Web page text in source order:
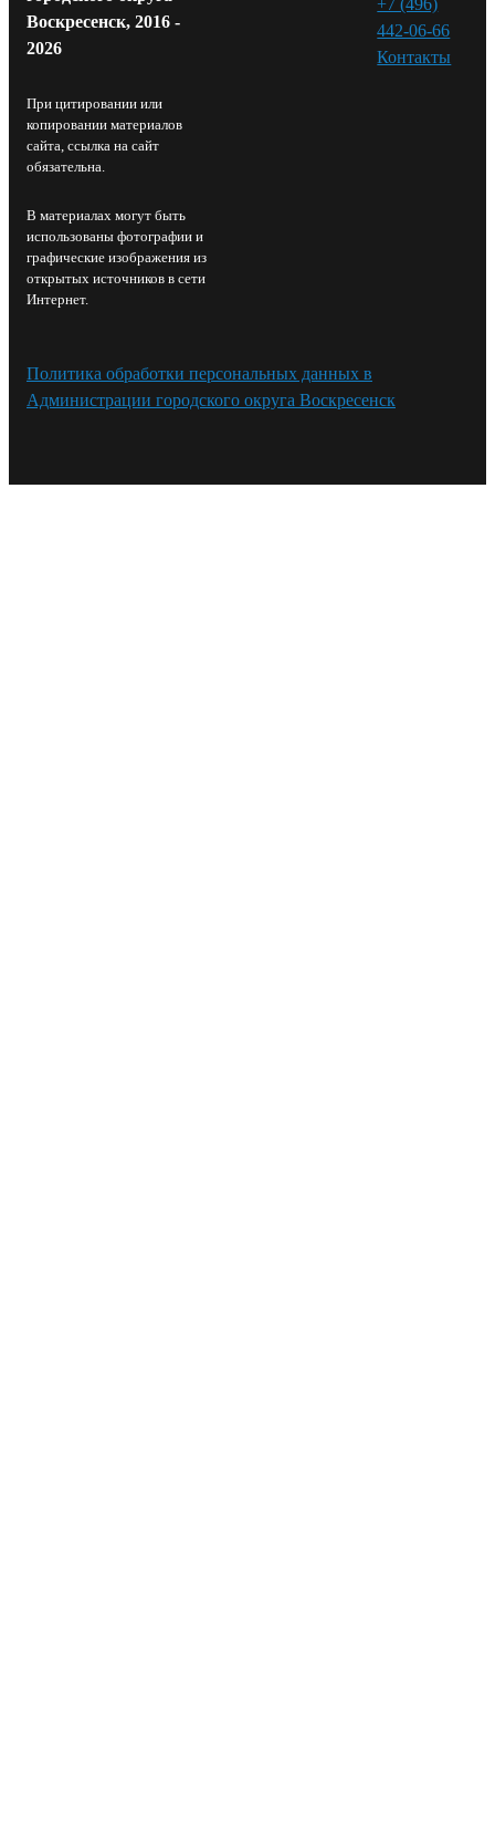
Воскресенск, 2016 -
2026
При цитировании или
копировании материалов
сайта, ссылка на сайт
обязательна.
В материалах могут быть
использованы фотографии и
графические изображения из
открытых источников в сети
Интернет.
442-06-66
Контакты⁠
Политика обработки персональных данных в
Администрации городского округа Воскресенск